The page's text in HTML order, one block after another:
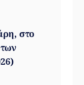
στο